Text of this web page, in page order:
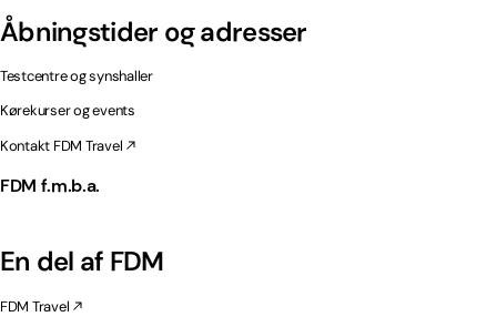
Åbningstider og adresser
Testcentre og synshaller
Kørekurser og events
Kontakt FDM Travel
FDM f.m.b.a.
En del af FDM
FDM Travel